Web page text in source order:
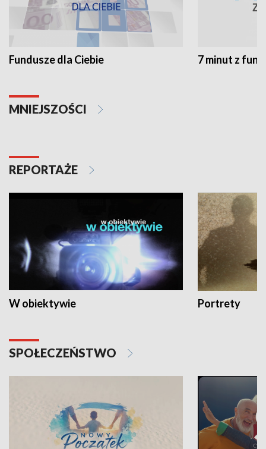
Fundusze dla Ciebie 7 minut z
MNIEJSZOŚCI
REPORTAŻE
W obiektywie Portrety
SPOŁECZEŃSTWO